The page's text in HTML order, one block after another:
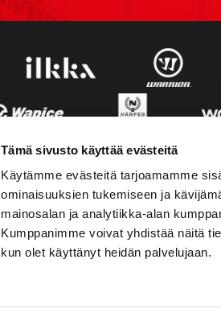
Tämä sivusto käyttää evästeitä
Käytämme evästeitä tarjoamamme
ominaisuuksien tukemiseen ja
mainosalan ja analytiikka-alan
Kumppanimme voivat yhdistää näitä
kun olet käyttänyt heidän palvelujaan.
YHTEYSTIEDOT